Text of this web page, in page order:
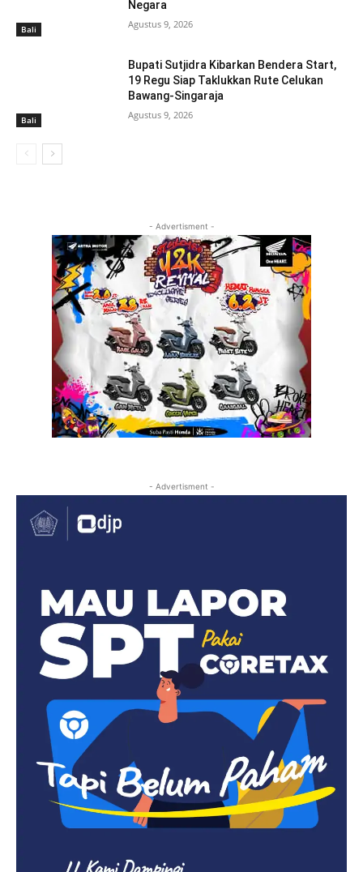
Bali
Negara
Agustus 9, 2026
Bali
Bupati Sutjidra Kibarkan Bendera Start,
19 Regu Siap Taklukkan Rute Celukan
Bawang-Singaraja
Agustus 9, 2026
- Advertisment -
- Advertisment -